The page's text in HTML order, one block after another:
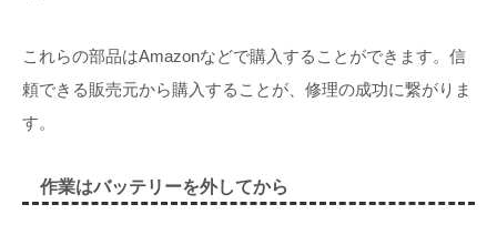
これらの部品はAmazonなどで購入することができます。信
頼できる販売元から購入することが、修理の成功に繋がりま
す。
作業はバッテリーを外してから